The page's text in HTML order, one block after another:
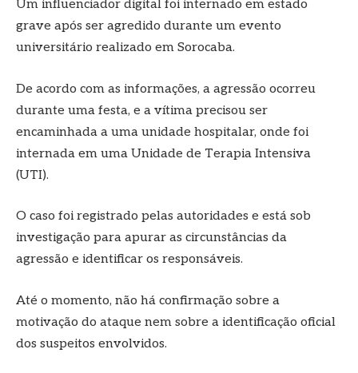
Um influenciador digital foi internado em estado
grave após ser agredido durante um evento
universitário realizado em Sorocaba.
De acordo com as informações, a agressão ocorreu
durante uma festa, e a vítima precisou ser
encaminhada a uma unidade hospitalar, onde foi
internada em uma Unidade de Terapia Intensiva
(UTI).
O caso foi registrado pelas autoridades e está sob
investigação para apurar as circunstâncias da
agressão e identificar os responsáveis.
Até o momento, não há confirmação sobre a
motivação do ataque nem sobre a identificação oficial
dos suspeitos envolvidos.